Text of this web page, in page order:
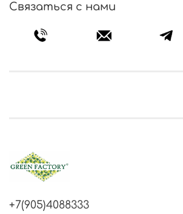
Связаться с нами
+7(905)4088333